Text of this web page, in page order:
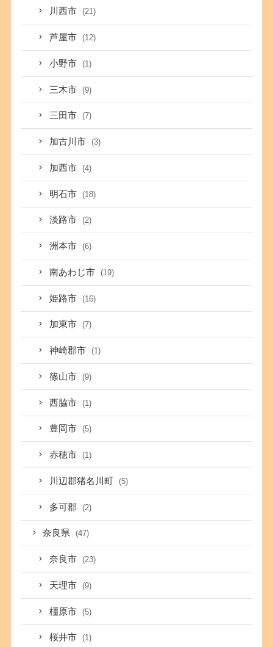
川西市 (21)
芦屋市 (12)
小野市 (1)
三木市 (9)
三田市 (7)
加古川市 (3)
加西市 (4)
明石市 (18)
淡路市 (2)
洲本市 (6)
南あわじ市 (19)
姫路市 (16)
加東市 (7)
神崎郡市 (1)
篠山市 (9)
西脇市 (1)
豊岡市 (5)
赤穂市 (1)
川辺郡猪名川町 (5)
多可郡 (2)
奈良県 (47)
奈良市 (23)
天理市 (9)
橿原市 (5)
桜井市 (1)